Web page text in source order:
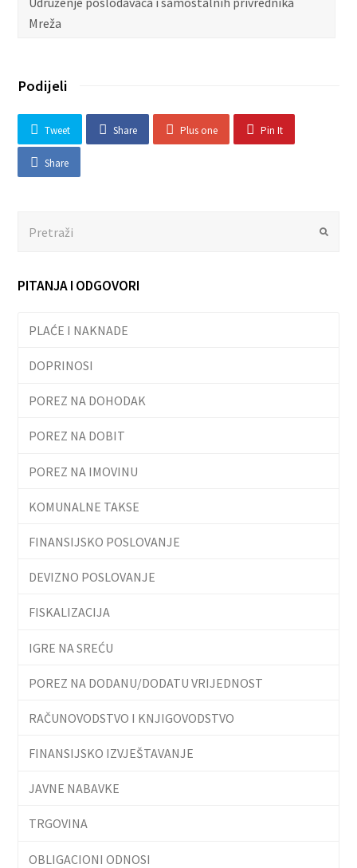
Mreža
Podijeli
Tweet Share Plus one Pin It
Share
PITANJA I ODGOVORI
PLAĆE I NAKNADE
DOPRINOSI
POREZ NA DOHODAK
POREZ NA DOBIT
POREZ NA IMOVINU
KOMUNALNE TAKSE
FINANSIJSKO POSLOVANJE
DEVIZNO POSLOVANJE
FISKALIZACIJA
IGRE NA SREĆU
POREZ NA DODANU/DODATU VRIJEDNOST
RAČUNOVODSTVO I KNJIGOVODSTVO
FINANSIJSKO IZVJEŠTAVANJE
JAVNE NABAVKE
TRGOVINA
OBLIGACIONI ODNOSI